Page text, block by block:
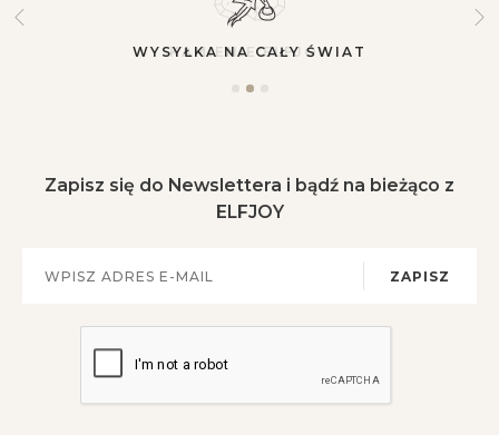
WYSYŁKA NA CAŁY ŚWIAT
Zapisz się do Newslettera i bądź na bieżąco z
ELFJOY
ZAPISZ